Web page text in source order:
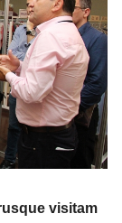
visitam